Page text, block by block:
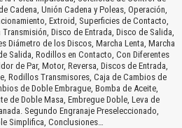
Cadena, Unión Cadena y Poleas, Operación,
Extroid, Superficies de Contacto,
Disco de Entrada, Disco de Salida,
Diámetro de los Discos, Marcha Lenta, Marcha
Salida, Rodillos en Contacto, Con Diferentes
de Par, Motor, Reversa, Discos de Entrada,
Rodillos Transmisores, Caja de Cambios de
de Doble Embrague, Bomba de Aceite,
de Doble Masa, Embregue Doble, Leva de
Segundo Engranaje Preseleccionado,
Simplifica, Conclusiones…